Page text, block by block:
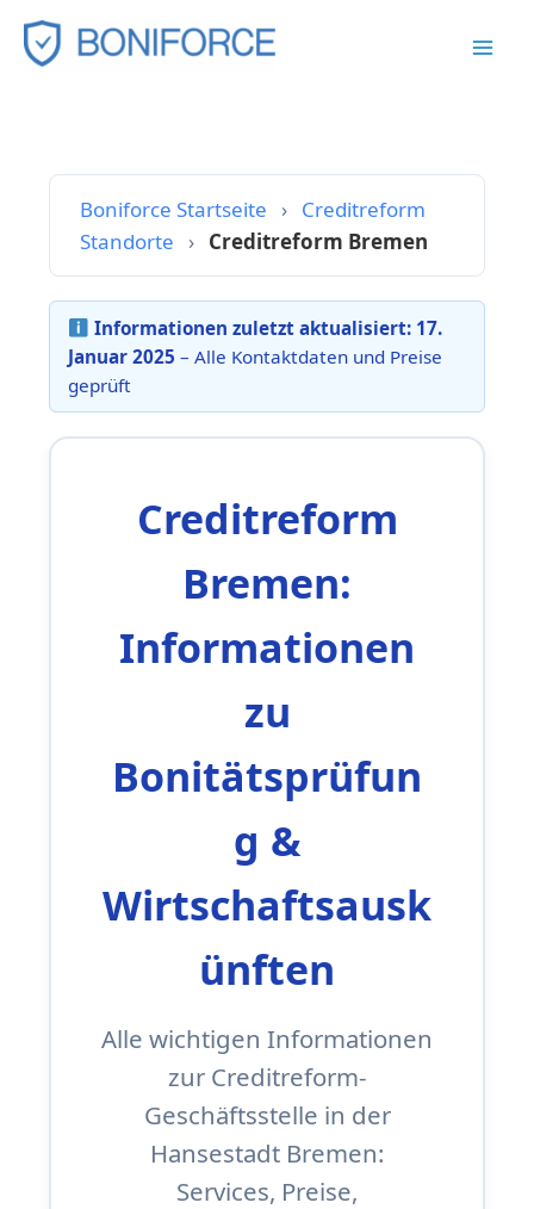
Zum
Inhalt
Boniforce Startseite › Creditreform
Standorte
› Creditreform Bremen
Informationen zuletzt aktualisiert: 17.
Januar 2025 – Alle Kontaktdaten und Preise
geprüft
Creditreform
Bremen:
Informationen
zu
Bonitätsprüfun
g &
Wirtschaftsausk
ünften
Alle wichtigen Informationen
zur Creditreform-
Geschäftsstelle in der
Hansestadt Bremen:
Services, Preise,